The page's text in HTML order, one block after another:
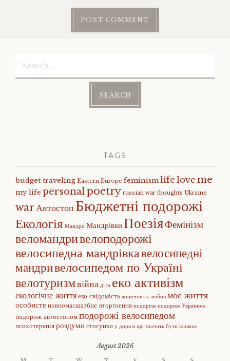
TAGS
budget traveling Eastern Europe feminismlife love me
my life personalpoetry russian war thoughts Ukraine
warАвтостопБюджетні подорожі
Екологія Мандри МандрівкиПоезіяФемінізм
веломандривелоподорожі
велосипедна мандрівкавелосипедні
мандривелосипедом по Україні
велотуризмвійна діти еко активізм
екологічне життяеко свідомість жіночність любов моє життя
особисте повномасшатбне вторгнення подорож подорож Україною
подорож автостопомподорожі велосипедом
психотерапіяроздумистосунки у дорозі що значить бути жінкою
August 2026